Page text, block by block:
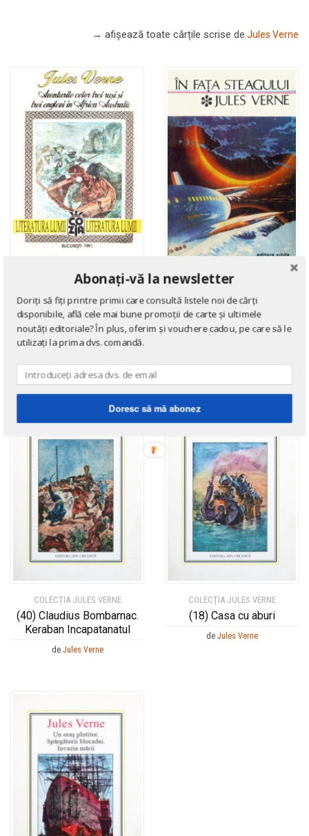
→ afișează toate cărțile scrise de Jules Verne
AVENTURĂ
Aventurile celor trei rusi si
trei englezi in Africa
Australa
Jules Verne
COLECȚIA JULES VERNE
In fata steagului
de Jules Verne
COLECȚIA JULES VERNE
(40) Claudius Bombarnac.
Keraban Incapatanatul
de Jules Verne
COLECȚIA JULES VERNE
(18) Casa cu aburi
de Jules Verne
Abonați-vă la newsletter
Doriți să fiți printre primii care consultă listele noi de cărți
disponibile, află cele mai bune promoții de carte și ultimele
noutăți editoriale? În plus, oferim și vouchere cadou, pe care să le
utilizați la prima dvs. comandă.
Doresc să mă abonez